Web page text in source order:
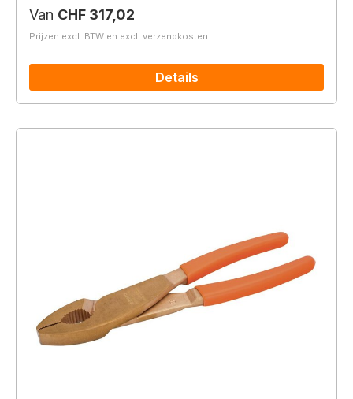
Normale prijs:
Van CHF 317,02
Prijzen excl. BTW en excl. verzendkosten
Details